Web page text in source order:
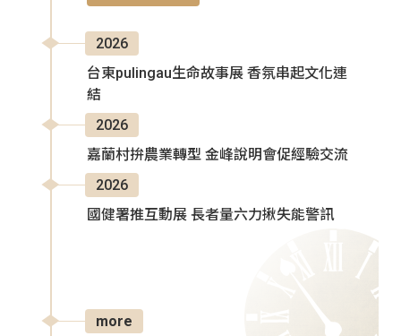
2026
台東pulingau生命故事展 香氛串起文化連
結
2026
嘉蘭村拚農業轉型 金峰說明會促經驗交流
2026
國健署推互動展 長者量六力揪失能警訊
more